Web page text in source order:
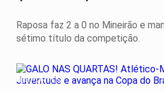
Raposa faz 2 a 0 no Mineirão e
sétimo título da competição.
ESPORTES